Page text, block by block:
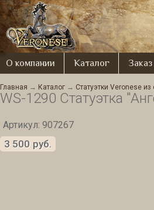
О компании Каталог
Главная → Каталог → Статуэтки Veronese
WS-1290 Статуэтка
Артикул: 907267
3 500 руб.